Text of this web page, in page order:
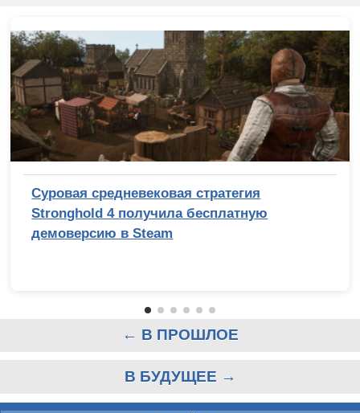
Суровая средневековая стратегия
Stronghold 4 получила бесплатную
демоверсию в Steam
← В ПРОШЛОЕ
В БУДУЩЕЕ →